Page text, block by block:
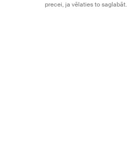
precei, ja vēlaties to saglabāt.